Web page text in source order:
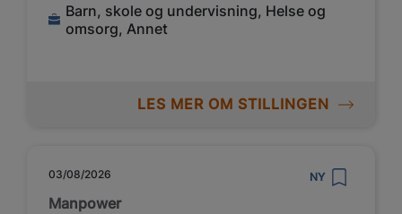
Barn, skole og undervisning, Helse og
omsorg, Annet
LES MER OM STILLINGEN
03/08/2026 NY
Manpower